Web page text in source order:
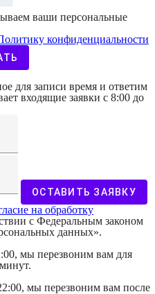
ваши персональные
конфиденциальности
для записи время и ответим
входящие заявки с 8:00 до
ОСТАВИТЬ ЗАЯВКУ
на обработку
с Федеральным законом
данных».
мы перезвоним вам для
мы перезвоним вам после